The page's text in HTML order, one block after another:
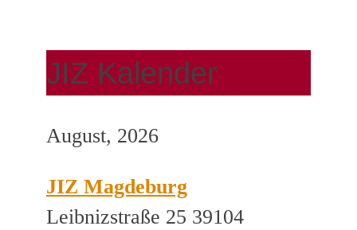
JIZ Kalender
August, 2026
JIZ Magdeburg
Leibnizstraße 25 39104